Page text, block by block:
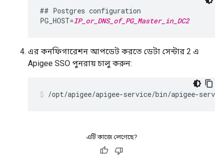
## Postgres configuration
PG_HOST=IP_or_DNS_of_PG_Master_in_DC2
এর কনফিগারেশন আপডেট করতে ডেটা সেন্টার 2 এ
Apigee SSO পুনরায় চালু করুন:
/opt/apigee/apigee-service/bin/apigee-
এটি কাজে লেগেছে?